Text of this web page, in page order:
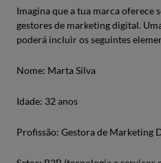
Imagina que a tua marca oferece
gestores de marketing digital.
poderá incluir os seguintes
Nome: Marta Silva
Idade: 32 anos
Profissão: Gestora de Marketing